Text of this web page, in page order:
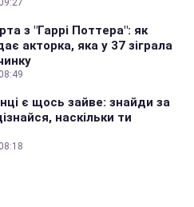
з "Гаррі Поттера": як
акторка, яка у 37 зіграла
є щось зайве: знайди за
наскільки ти